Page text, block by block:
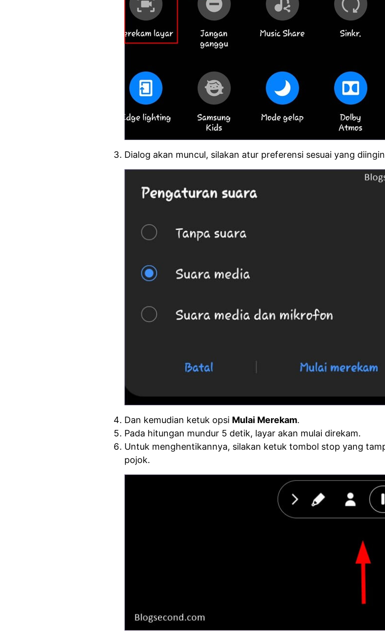
Dialog akan muncul, silakan atur preferensi sesuai yang
Dan kemudian ketuk opsi Mulai Merekam.
Pada hitungan mundur 5 detik, layar akan mulai direkam.
Untuk menghentikannya, silakan ketuk tombol stop yang
pojok.